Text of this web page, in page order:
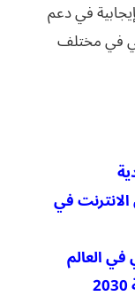
في دعم
في مختلف
في
في العالم